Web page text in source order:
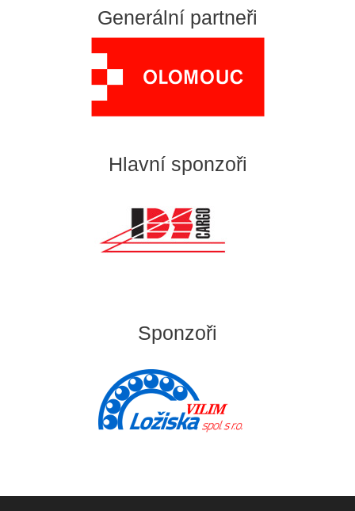
Generální partneři
Hlavní sponzoři
Sponzoři